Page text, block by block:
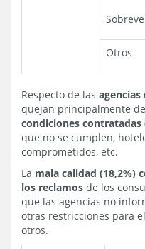
Otros
Respecto de las agencias
quejan principalmente
condiciones contratadas
que no se cumplen,
comprometidos, etc.
La mala calidad (18,2%)
los reclamos de los
que las agencias no
otras restricciones para
otros.